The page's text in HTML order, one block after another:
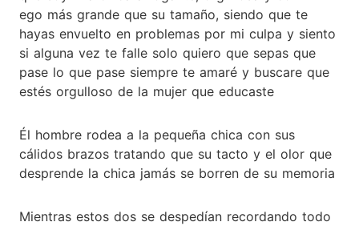
ego más grande que su tamaño, siendo que te
hayas envuelto en problemas por mi culpa y siento
si alguna vez te falle solo quiero que sepas que
pase lo que pase siempre te amaré y buscare que
estés orgulloso de la mujer que educaste
Él hombre rodea a la pequeña chica con sus
cálidos brazos tratando que su tacto y el olor que
desprende la chica jamás se borren de su memoria
Mientras estos dos se despedían recordando todo